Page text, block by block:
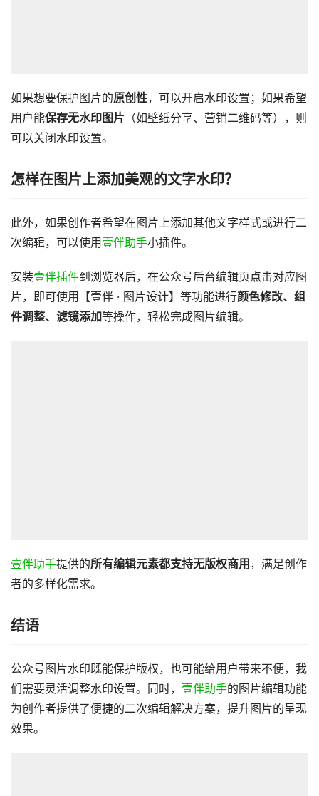
如果想要保护图片的原创性，可以开启水印设置；如果希望
用户能保存无水印图片 （如壁纸分享、营销二维码等），则
可以关闭水印设置。
怎样在图片上添加美观的文字水印？
此外，如果创作者希望在图片上添加其他文字样式或进行二
次编辑，可以使用 壹伴助手小插件。
安装壹伴插件到浏览器后，在公众号后台编辑页点击对应图
片，即可使用【壹伴 · 图片设计】等功能进行颜色修改、组
件调整、滤镜添加等操作，轻松完成图片编辑。
壹伴助手提供的所有编辑元素都支持无版权商用 ，满足创作
者的多样化需求。
结语
公众号图片水印既能保护版权，也可能给用户带来不便，我
们需要灵活调整水印设置。同时， 壹伴助手的图片编辑功能
为创作者提供了便捷的二次编辑解决方案，提升图片的呈现
效果。